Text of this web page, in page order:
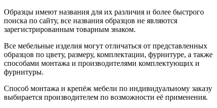
Образцы имеют названия для их различия и более быстрого
поиска по сайту, все названия образцов не являются
зарегистрированным товарным знаком.
Все мебельные изделия могут отличаться от представленных
образцов по цвету, размеру, комплектации, фурнитуре, а также
способами монтажа и производителями комплектующих и
фурнитуры.
Способ монтажа и крепёж мебели по индивидуальному заказу
выбирается производителем по возможности её применения.